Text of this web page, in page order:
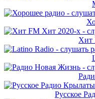
Хит
Русское